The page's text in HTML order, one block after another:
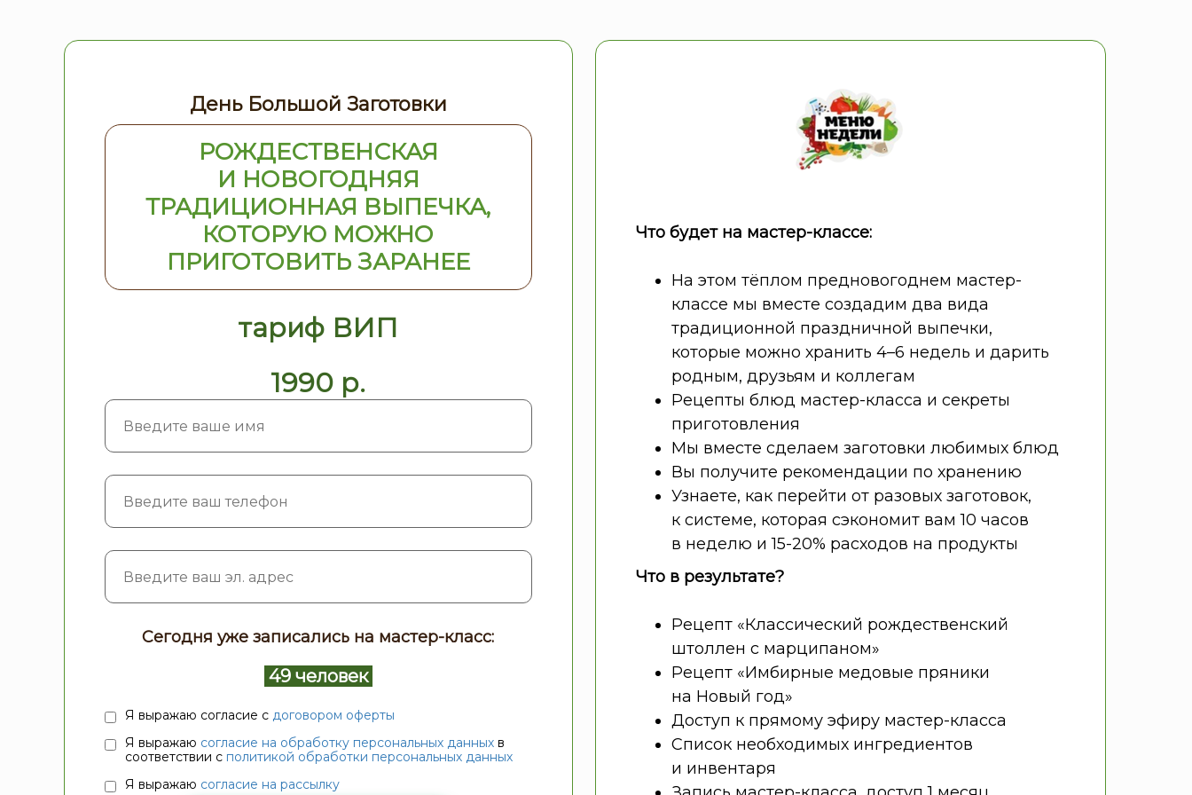
День Большой Заготовки
РОЖДЕСТВЕНСКАЯ
И НОВОГОДНЯЯ
ТРАДИЦИОННАЯ ВЫПЕЧКА,
КОТОРУЮ МОЖНО
ПРИГОТОВИТЬ ЗАРАНЕЕ
тариф ВИП
1990 р.
Сегодня уже записались на мастер-класс:
49 человек
Я выражаю согласие с договором оферты
Я выражаю согласие на обработку персональных данных в
соответствии с политикой обработки персональных данных
Я выражаю согласие на рассылку
Что будет на мастер-классе:
На этом тёплом предновогоднем мастер-
классе мы вместе создадим два вида
традиционной праздничной выпечки,
которые можно хранить 4–6 недель и дарить
родным, друзьям и коллегам
Рецепты блюд мастер-класса и секреты
приготовления
Мы вместе сделаем заготовки любимых блюд
Вы получите рекомендации по хранению
Узнаете, как перейти от разовых заготовок,
к системе, которая сэкономит вам 10 часов
в неделю и 15-20% расходов на продукты
Что в результате?
Рецепт «Классический рождественский
штоллен с марципаном»
Рецепт «Имбирные медовые пряники
на Новый год»
Доступ к прямому эфиру мастер-класса
Список необходимых ингредиентов
и инвентаря